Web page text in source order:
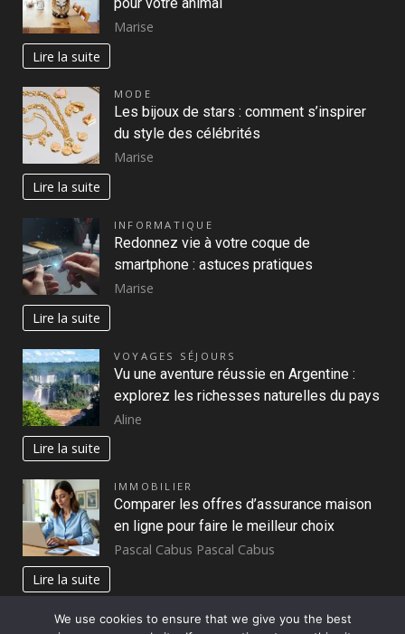
Marise
Lire la suite
MODE
Les bijoux de stars : comment s’inspirer
du style des célébrités
Marise
Lire la suite
INFORMATIQUE
Redonnez vie à votre coque de
smartphone : astuces pratiques
Marise
Lire la suite
VOYAGES SÉJOURS
Vu une aventure réussie en Argentine :
explorez les richesses naturelles du pays
Aline
Lire la suite
IMMOBILIER
Comparer les offres d’assurance maison
en ligne pour faire le meilleur choix
Pascal Cabus Pascal Cabus
Lire la suite
We use cookies to ensure that we give you the best